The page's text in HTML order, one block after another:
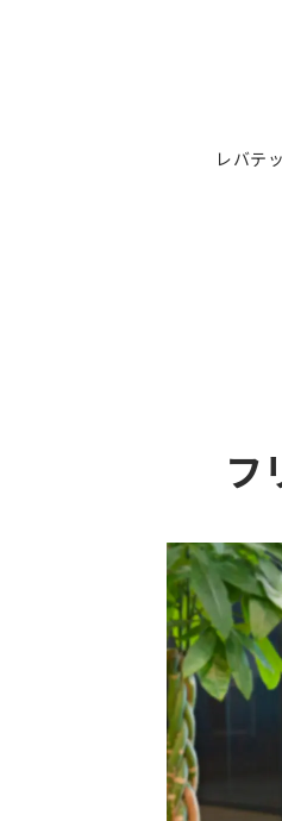
レバテ
フ